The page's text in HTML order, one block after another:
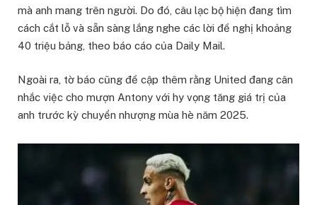
mà anh mang trên người. Do đó, câu lạc bộ hiện đang tìm
cách cắt lỗ và sẵn sàng lắng nghe các lời đề nghị khoảng
40 triệu bảng, theo báo cáo của Daily Mail.
Ngoài ra, tờ báo cũng đề cập thêm rằng United đang cân
nhắc việc cho mượn Antony với hy vọng tăng giá trị của
anh trước kỳ chuyển nhượng mùa hè năm 2025.